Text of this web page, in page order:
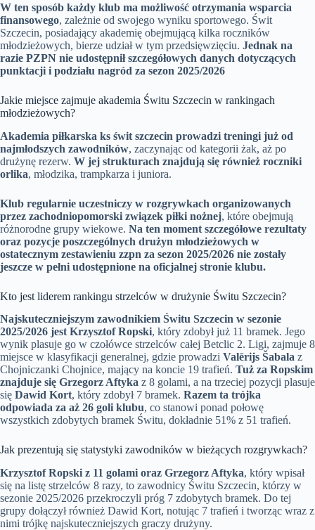
W ten sposób każdy klub ma możliwość otrzymania wsparcia
finansowego, zależnie od swojego wyniku sportowego. Świt
Szczecin, posiadający akademię obejmującą kilka roczników
młodzieżowych, bierze udział w tym przedsięwzięciu. Jednak na
razie PZPN nie udostępnił szczegółowych danych dotyczących
punktacji i podziału nagród za sezon 2025/2026
Jakie miejsce zajmuje akademia Świtu Szczecin w rankingach
młodzieżowych?
Akademia piłkarska ks świt szczecin prowadzi treningi już od
najmłodszych zawodników, zaczynając od kategorii żak, aż po
drużynę rezerw. W jej strukturach znajdują się również roczniki
orlika, młodzika, trampkarza i juniora.
Klub regularnie uczestniczy w rozgrywkach organizowanych
przez zachodniopomorski związek piłki nożnej, które obejmują
różnorodne grupy wiekowe. Na ten moment szczegółowe rezultaty
oraz pozycje poszczególnych drużyn młodzieżowych w
ostatecznym zestawieniu zzpn za sezon 2025/2026 nie zostały
jeszcze w pełni udostępnione na oficjalnej stronie klubu.
Kto jest liderem rankingu strzelców w drużynie Świtu Szczecin?
Najskuteczniejszym zawodnikiem Świtu Szczecin w sezonie
2025/2026 jest Krzysztof Ropski, który zdobył już 11 bramek. Jego
wynik plasuje go w czołówce strzelców całej Betclic 2. Ligi, zajmuje 8
miejsce w klasyfikacji generalnej, gdzie prowadzi Valērijs Šabala z
Chojniczanki Chojnice, mający na koncie 19 trafień. Tuż za Ropskim
znajduje się Grzegorz Aftyka z 8 golami, a na trzeciej pozycji plasuje
się Dawid Kort, który zdobył 7 bramek. Razem ta trójka
odpowiada za aż 26 goli klubu, co stanowi ponad połowę
wszystkich zdobytych bramek Świtu, dokładnie 51% z 51 trafień.
Jak prezentują się statystyki zawodników w bieżących rozgrywkach?
Krzysztof Ropski z 11 golami oraz Grzegorz Aftyka, który wpisał
się na listę strzelców 8 razy, to zawodnicy Świtu Szczecin, którzy w
sezonie 2025/2026 przekroczyli próg 7 zdobytych bramek. Do tej
grupy dołączył również Dawid Kort, notując 7 trafień i tworząc wraz z
nimi trójkę najskuteczniejszych graczy drużyny.